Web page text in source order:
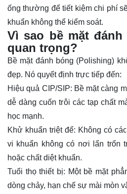
ống thường để tiết kiệm chi phí
khuẩn không thể kiểm soát.
Vì sao bề mặt
quan trọng?
Bề mặt đánh bóng (Polishing)
đẹp. Nó quyết định trực tiếp đến:
Hiệu quả CIP/SIP: Bề mặt càng
dễ dàng cuốn trôi các tạp chất
học mạnh.
Khử khuẩn triệt để: Không có
vi khuẩn không có nơi lẩn trốn
hoặc chất diệt khuẩn.
Tuổi thọ thiết bị: Một bề mặt
dòng chảy, hạn chế sự mài mòn